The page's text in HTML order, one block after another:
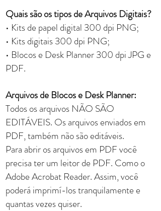
Quais são os tipos de Arquivos Digitais?
• Kits de papel digital 300 dpi PNG;
• Kits digitais 300 dpi PNG;
• Blocos e Desk Planner 300 dpi JPG e
PDF.
​Arquivos de Blocos e Desk Planner:
Todos os arquivos NÃO SÃO
EDITÁVEIS. Os arquivos enviados em
PDF, também não são editáveis.
Para abrir os arquivos em PDF você
precisa ter um leitor de PDF. Como o
Adobe Acrobat Reader. Assim, você
poderá imprimí-los tranquilamente e
quantas vezes quiser.